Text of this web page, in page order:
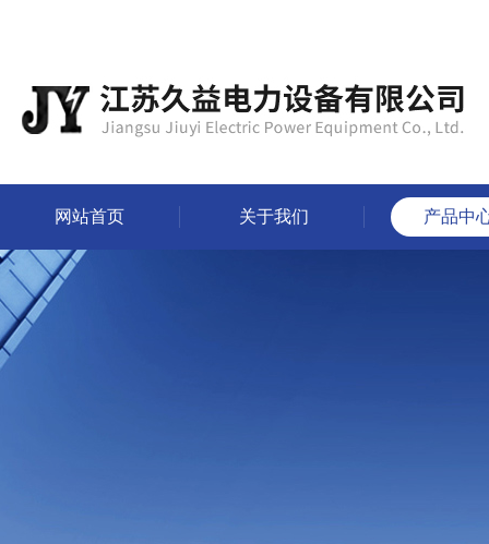
网站首页 关于我们 产品中